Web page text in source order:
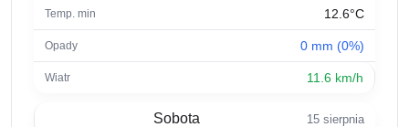
12.6°C
0 mm (0%)
11.6 km/h
Sobota 15 sierpnia